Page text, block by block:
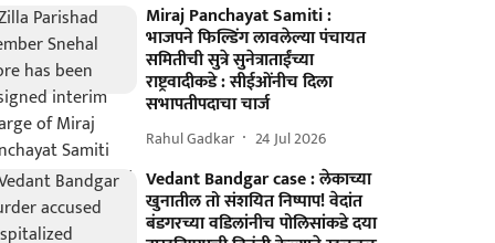
Miraj Panchayat Samiti :
भाजपने फिल्डिंग लावलेल्या पंचायत
समितीची सुत्रे सुनेत्राताईंच्या
राष्ट्रवादीकडे : सीईओंनीच दिला
सभापतीपदाचा चार्ज
Rahul Gadkar 24 Jul 2026
Vedant Bandgar case : लेकाच्या
खुनातील तो संशयित निष्पाप! वेदांत
बंडगरच्या वडिलांनीच पोलिसांकडे दया